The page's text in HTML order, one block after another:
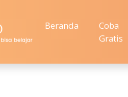
Beranda
Coba
Gratis